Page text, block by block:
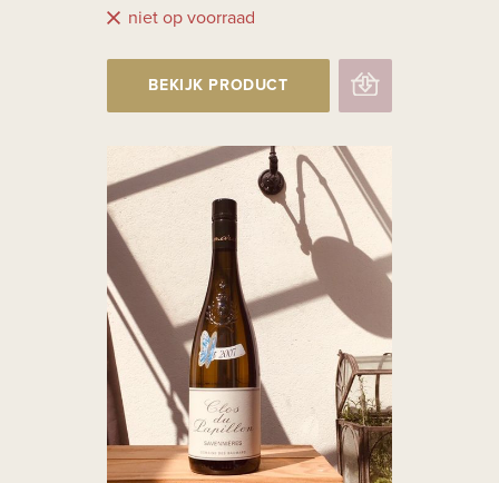
niet op voorraad
BEKIJK PRODUCT